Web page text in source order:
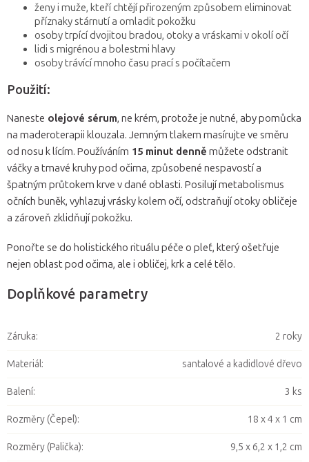
ženy i muže, kteří chtějí přirozeným způsobem eliminovat
příznaky stárnutí a omladit pokožku
osoby trpící dvojitou bradou, otoky a vráskami v okolí očí
lidi s migrénou a bolestmi hlavy
osoby trávící mnoho času prací s počítačem
Použití:
Naneste olejové sérum, ne krém, protože je nutné, aby pomůcka
na maderoterapii klouzala. Jemným tlakem masírujte ve směru
od nosu k lícím. Používáním 15 minut denně můžete odstranit
váčky a tmavé kruhy pod očima, způsobené nespavostí a
špatným průtokem krve v dané oblasti. Posilují metabolismus
očních buněk, vyhlazuj vrásky kolem očí, odstraňují otoky obličeje
a zároveň zklidňují pokožku.
Ponořte se do holistického rituálu péče o pleť, který ošetřuje
nejen oblast pod očima, ale i obličej, krk a celé tělo.
Doplňkové parametry
Záruka: 2 roky
Materiál: santalové a kadidlové dřevo
Balení: 3 ks
Rozměry (Čepel): 18 x 4 x 1 cm
Rozměry (Palička): 9,5 x 6,2 x 1,2 cm